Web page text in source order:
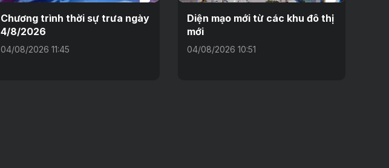
Chương trình thời sự trưa ngày
4/8/2026
04/08/2026 11:45
Diện mạo mới từ các khu đô thị
mới
04/08/2026 10:51